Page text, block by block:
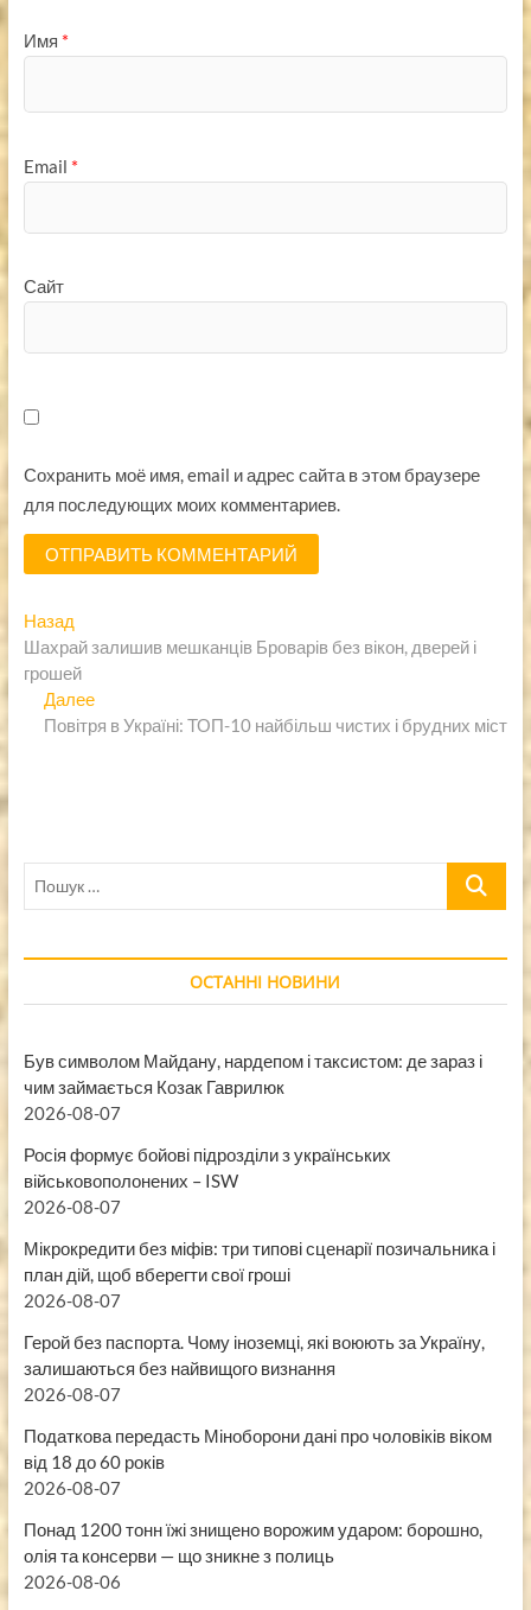
Имя *
Email *
Сайт
Сохранить моё имя, email и адрес сайта в этом браузере
для последующих моих комментариев.
Навигация
по
записям
НазадПредыдущая
запись:
Шахрай залишив мешканців Броварів без вікон, дверей і
грошей
ДалееСледующая
запись:
Повітря в Україні: ТОП-10 найбільш чистих і брудних міст
Пошук
ОСТАННІ НОВИНИ
Був символом Майдану, нардепом і таксистом: де зараз і
чим займається Козак Гаврилюк
2026-08-07
Росія формує бойові підрозділи з українських
військовополонених – ISW
2026-08-07
Мікрокредити без міфів: три типові сценарії позичальника і
план дій, щоб вберегти свої гроші
2026-08-07
Герой без паспорта. Чому іноземці, які воюють за Україну,
залишаються без найвищого визнання
2026-08-07
Податкова передасть Міноборони дані про чоловіків віком
від 18 до 60 років
2026-08-07
Понад 1200 тонн їжі знищено ворожим ударом: борошно,
олія та консерви — що зникне з полиць
2026-08-06